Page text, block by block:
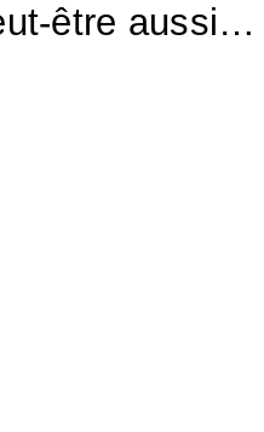
être aussi…